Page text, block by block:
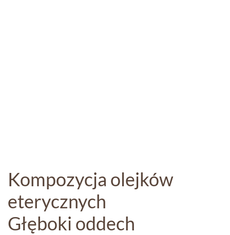
Kompozycja olejków
eterycznych
Głęboki oddech